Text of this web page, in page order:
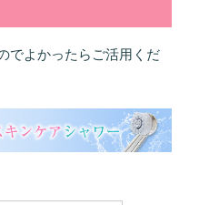
でよかったらご活用くだ